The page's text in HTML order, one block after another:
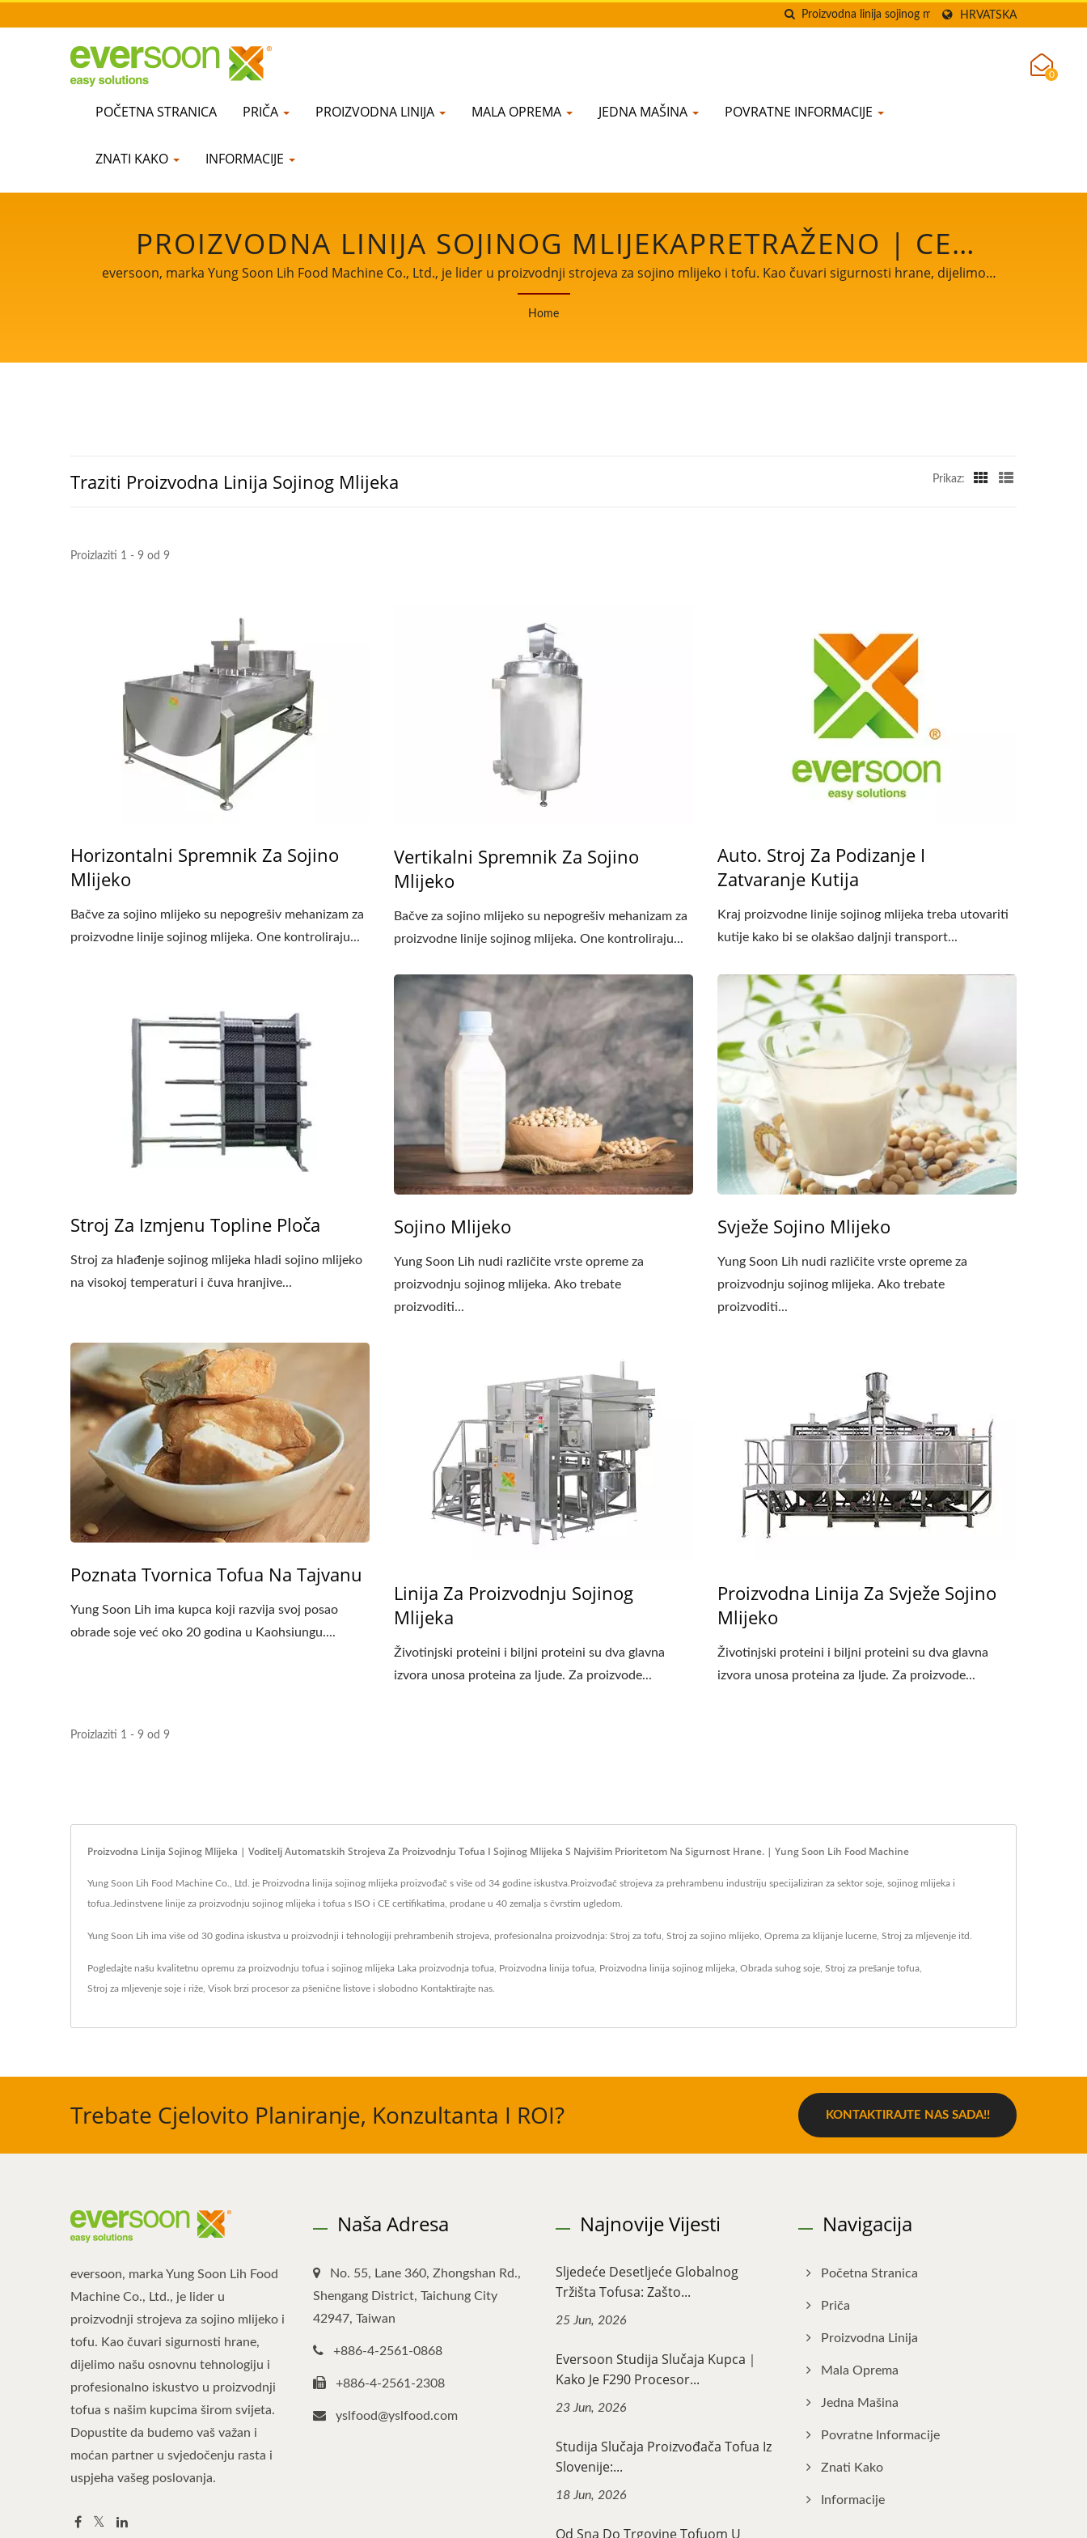
HRVATSKA
POČETNA STRANICA PRIČA PROIZVODNA LINIJA MALA OPREMA JEDNA MAŠINA POVRATNE INFORMACIJE
ZNATI KAKO INFORMACIJE
0
PROIZVODNA LINIJA SOJINOG MLIJEKAPRETRAŽENO | CE
CERTIFICIRANA LINIJA PROIZVODA OD TOFUA, SPREMNIK ZA
NAMAKANJE I PRANJE SOJE, PROIZVOĐAČ STROJEVA ZA
MLJEVENJE I KUHANJE | YUNG SOON LIH FOOD MACHINE CO.,
eversoon, marka Yung Soon Lih Food Machine Co., Ltd., je lider u proizvodnji strojeva za sojino mlijeko i tofu. Kao čuvari sigurnosti hrane, dijelimo
našu osnovnu tehnologiju i profesionalno iskustvo u proizvodnji tofua s našim kupcima širom svijeta. Dopustite da budemo vaš važan i moćan
partner u svjedočenju rasta i uspjeha vašeg poslovanja.
Home
Traziti Proizvodna Linija Sojinog Mlijeka Prikaz:
Proizlaziti 1 - 9 od 9
Horizontalni Spremnik Za Sojino
Mlijeko
Bačve za sojino mlijeko su nepogrešiv mehanizam za
proizvodne linije sojinog mlijeka. One kontroliraju...
Vertikalni Spremnik Za Sojino
Mlijeko
Bačve za sojino mlijeko su nepogrešiv mehanizam za
proizvodne linije sojinog mlijeka. One kontroliraju...
Auto. Stroj Za Podizanje I
Zatvaranje Kutija
Kraj proizvodne linije sojinog mlijeka treba utovariti
kutije kako bi se olakšao daljnji transport...
Stroj Za Izmjenu Topline Ploča
Stroj za hlađenje sojinog mlijeka hladi sojino mlijeko
na visokoj temperaturi i čuva hranjive...
Sojino Mlijeko
Yung Soon Lih nudi različite vrste opreme za
proizvodnju sojinog mlijeka. Ako trebate
proizvoditi...
Svježe Sojino Mlijeko
Yung Soon Lih nudi različite vrste opreme za
proizvodnju sojinog mlijeka. Ako trebate
proizvoditi...
Poznata Tvornica Tofua Na Tajvanu
Yung Soon Lih ima kupca koji razvija svoj posao
obrade soje već oko 20 godina u Kaohsiungu....
Linija Za Proizvodnju Sojinog
Mlijeka
Životinjski proteini i biljni proteini su dva glavna
izvora unosa proteina za ljude. Za proizvode...
Proizvodna Linija Za Svježe Sojino
Mlijeko
Životinjski proteini i biljni proteini su dva glavna
izvora unosa proteina za ljude. Za proizvode...
Proizlaziti 1 - 9 od 9
Proizvodna Linija Sojinog Mlijeka | Voditelj Automatskih Strojeva Za Proizvodnju Tofua I Sojinog Mlijeka S Najvišim Prioritetom Na Sigurnost Hrane. | Yung Soon Lih Food Machine
Yung Soon Lih Food Machine Co., Ltd. je Proizvodna linija sojinog mlijeka proizvođač s više od 34 godine iskustva.Proizvođač strojeva za prehrambenu industriju specijaliziran za sektor soje, sojinog mlijeka i
tofua.Jedinstvene linije za proizvodnju sojinog mlijeka i tofua s ISO i CE certifikatima, prodane u 40 zemalja s čvrstim ugledom.
Yung Soon Lih ima više od 30 godina iskustva u proizvodnji i tehnologiji prehrambenih strojeva, profesionalna proizvodnja: Stroj za tofu, Stroj za sojino mlijeko, Oprema za klijanje lucerne, Stroj za mljevenje itd.
Pogledajte našu kvalitetnu opremu za proizvodnju tofua i sojinog mlijeka Laka proizvodnja tofua Proizvodna linija tofua Proizvodna linija sojinog mlijeka Obrada suhog soje Stroj za prešanje tofua
Stroj za mljevenje soje i riže Visok brzi procesor za pšenične listove i slobodno Kontaktirajte nas
Trebate Cjelovito Planiranje, Konzultanta I ROI? KONTAKTIRAJTE NAS SADA!!
eversoon, marka Yung Soon Lih Food
Machine Co., Ltd., je lider u
proizvodnji strojeva za sojino mlijeko i
tofu. Kao čuvari sigurnosti hrane,
dijelimo našu osnovnu tehnologiju i
profesionalno iskustvo u proizvodnji
tofua s našim kupcima širom svijeta.
Dopustite da budemo vaš važan i
moćan partner u svjedočenju rasta i
uspjeha vašeg poslovanja.
Naša Adresa
No. 55, Lane 360, Zhongshan Rd.,
Shengang District, Taichung City
42947, Taiwan
+886-4-2561-0868
+886-4-2561-2308
yslfood@yslfood.com
Najnovije Vijesti
Sljedeće Desetljeće Globalnog
Tržišta Tofusa: Zašto...
25 Jun, 2026
Eversoon Studija Slučaja Kupca｜
Kako Je F290 Procesor...
23 Jun, 2026
Studija Slučaja Proizvođača Tofua Iz
Slovenije:...
18 Jun, 2026
Od Sna Do Trgovine Tofuom U
Navigacija
Početna Stranica
Priča
Proizvodna Linija
Mala Oprema
Jedna Mašina
Povratne Informacije
Znati Kako
Informacije